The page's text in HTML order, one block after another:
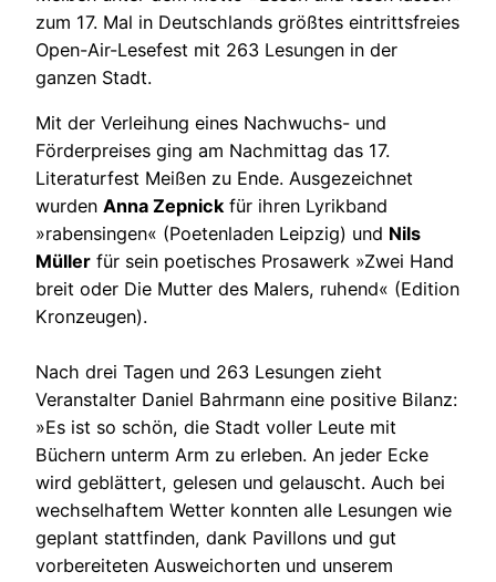
zum 17. Mal in Deutschlands größtes eintrittsfreies
Open-Air-Lesefest mit 263 Lesungen in der
ganzen Stadt.
Mit der Verleihung eines Nachwuchs- und
Förderpreises ging am Nachmittag das 17.
Literaturfest Meißen zu Ende. Ausgezeichnet
wurden Anna Zepnick für ihren Lyrikband
»rabensingen« (Poetenladen Leipzig) und Nils
Müller für sein poetisches Prosawerk »Zwei Hand
breit oder Die Mutter des Malers, ruhend« (Edition
Kronzeugen).
Nach drei Tagen und 263 Lesungen zieht
Veranstalter Daniel Bahrmann eine positive Bilanz:
»Es ist so schön, die Stadt voller Leute mit
Büchern unterm Arm zu erleben. An jeder Ecke
wird geblättert, gelesen und gelauscht. Auch bei
wechselhaftem Wetter konnten alle Lesungen wie
geplant stattfinden, dank Pavillons und gut
vorbereiteten Ausweichorten und unserem